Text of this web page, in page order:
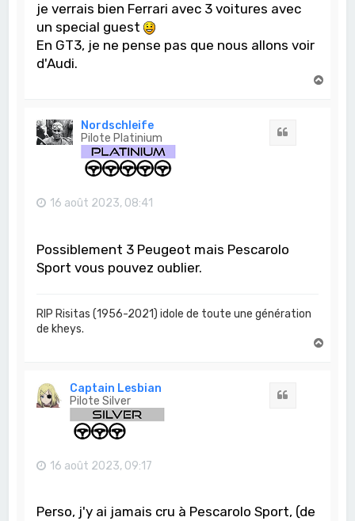
je verrais bien Ferrari avec 3 voitures avec
un special guest
En GT3, je ne pense pas que nous allons voir
d'Audi.
Nordschleife
Pilote Platinium
16 août 2023, 08:41
Possiblement 3 Peugeot mais Pescarolo
Sport vous pouvez oublier.
RIP Risitas (1956-2021) idole de toute une génération
de kheys.
Captain Lesbian
Pilote Silver
16 août 2023, 09:17
Perso, j'y ai jamais cru à Pescarolo Sport, (de